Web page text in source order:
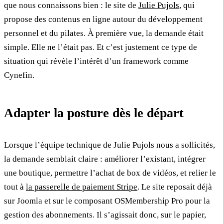
que nous connaissons bien : le site de Julie Pujols, qui
propose des contenus en ligne autour du développement
personnel et du pilates. À première vue, la demande était
simple. Elle ne l’était pas. Et c’est justement ce type de
situation qui révèle l’intérêt d’un framework comme
Cynefin.
Adapter la posture dès le départ
Lorsque l’équipe technique de Julie Pujols nous a sollicités,
la demande semblait claire : améliorer l’existant, intégrer
une boutique, permettre l’achat de box de vidéos, et relier le
tout à la passerelle de paiement Stripe. Le site reposait déjà
sur Joomla et sur le composant OSMembership Pro pour la
gestion des abonnements. Il s’agissait donc, sur le papier,